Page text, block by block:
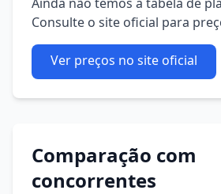
Consulte o site oficial para
Ver preços no site oficial
Comparação com
concorrentes